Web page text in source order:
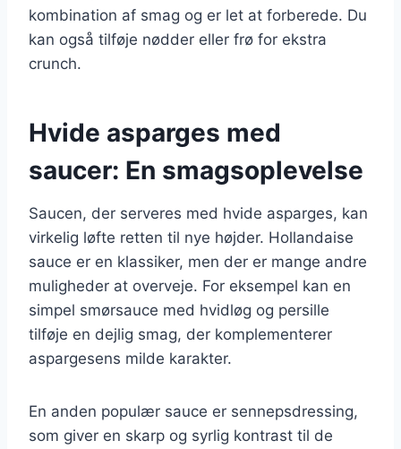
kombination af smag og er let at forberede. Du
kan også tilføje nødder eller frø for ekstra
crunch.
Hvide asparges med
saucer: En smagsoplevelse
Saucen, der serveres med hvide asparges, kan
virkelig løfte retten til nye højder. Hollandaise
sauce er en klassiker, men der er mange andre
muligheder at overveje. For eksempel kan en
simpel smørsauce med hvidløg og persille
tilføje en dejlig smag, der komplementerer
aspargesens milde karakter.
En anden populær sauce er sennepsdressing,
som giver en skarp og syrlig kontrast til de